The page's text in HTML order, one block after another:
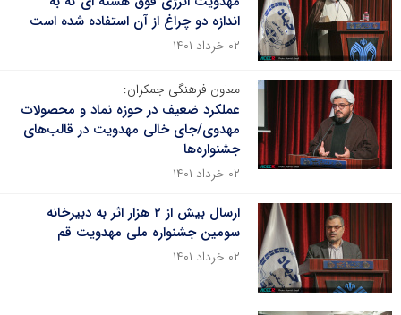
اندازه دو چراغ از آن استفاده شده است
۰۲ خرداد ۱۴۰۱
معاون فرهنگی جمکران:
عملکرد ضعیف در حوزه نماد و محصولات
مهدوی/جای خالی مهدویت در قالب‌های
جشنواره‌ها
۰۲ خرداد ۱۴۰۱
ارسال بیش از ۲ هزار اثر به دبیرخانه
سومین جشنواره ملی مهدویت قم
۰۲ خرداد ۱۴۰۱